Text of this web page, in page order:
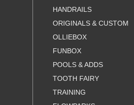
HANDRAILS
ORIGINALS & CUSTOM
OLLIEBOX
FUNBOX
POOLS & ADDS
TOOTH FAIRY
TRAINING